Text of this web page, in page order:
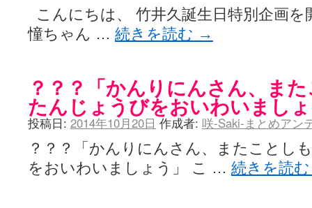
乱れ雪月花 - 咲-Saki- / ブログ終了のお知らせ：今までありがとうござ
YUKARI / 【宥菫】 ＳＳ更新とお知らせ 【松実宥誕記念ＳＳ】
アルカ茄子 / 戒能物怪録 キングとはいったい誰なのか？
咏-Uta-ブログ編 - 咲-Saki- / 黄色い封筒が届いた(・∀・) (12:30)
チャウチャウちゃうんちゃうん - 咲-Saki- / 吉野の千本桜を見に行き
気分次第。 - 咲-Saki- / シノハユ 第3巻 感想 (07:42)
あこしず日和！ - 咲-Saki- / 咲-Saki-阿知賀編Blu-rayBOX 購入 (01:00)
ニワカ王者 / 【アニメ記事】咲-Saki- 立先生のコメントを取り上げる
のよーなのよー - 咲-Saki- / 咲十夜 第四夜 (11:00)
Yaranakya » 咲-Saki- / 国際最萌リーグは園城寺怜ちゃんに一票を入れ
こんにちは、 竹井久誕生日特別企画
憧ちゃん … 続きを読む →
？？？「かんりにんさん、ま
たんじょうびをおいわいまし
投稿日: 2014年10月20日 作成者: 咲-Saki-まとめアン
？？？「かんりにんさん、またことし
をおいわいましょう」 こ … 続きを読